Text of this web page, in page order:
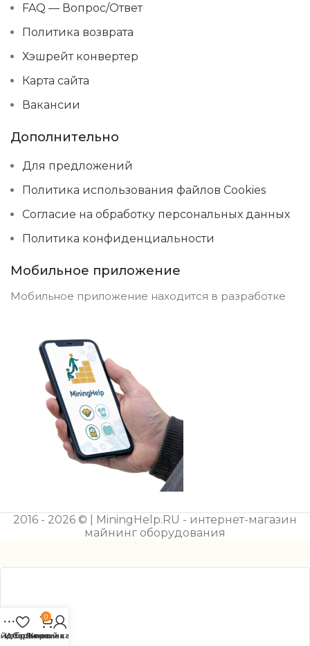
FAQ — Вопрос/Ответ
Политика возврата
Хэшрейт конвертер
Карта сайта
Вакансии
Дополнительно
Для предложений
Политика использования файлов Cookies
Согласие на обработку персональных данных
Политика конфиденциальности
Мобильное приложение
Мобильное приложение находится в разработке
2016 - 2026 © | MiningHelp.RU - интернет-магазин
майнинг оборудования
Избранное
0
Корзина
Личный кабинет